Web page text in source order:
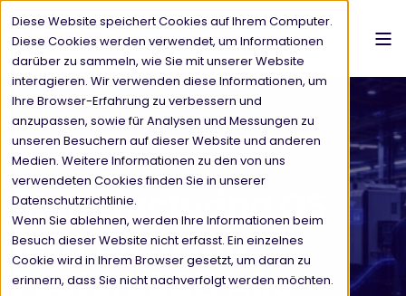
Diese Website speichert Cookies auf Ihrem Computer.
Diese Cookies werden verwendet, um Informationen
darüber zu sammeln, wie Sie mit unserer Website
interagieren. Wir verwenden diese Informationen, um
Ihre Browser-Erfahrung zu verbessern und
anzupassen, sowie für Analysen und Messungen zu
unseren Besuchern auf dieser Website und anderen
Medien. Weitere Informationen zu den von uns
verwendeten Cookies finden Sie in unserer
Datenschutzrichtlinie.
Wenn Sie ablehnen, werden Ihre Informationen beim
Besuch dieser Website nicht erfasst. Ein einzelnes
Cookie wird in Ihrem Browser gesetzt, um daran zu
erinnern, dass Sie nicht nachverfolgt werden möchten.
CSP GROUP 30.6.2026 2 MIN READ
Manufacturing OS
jetzt auch mit
PostgreSQL: Alle